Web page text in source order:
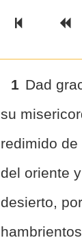
Previous
1 Dad
su
redimido
del oriente
desierto,